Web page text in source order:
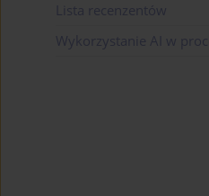
Lista recenzentów
Wykorzystanie AI w